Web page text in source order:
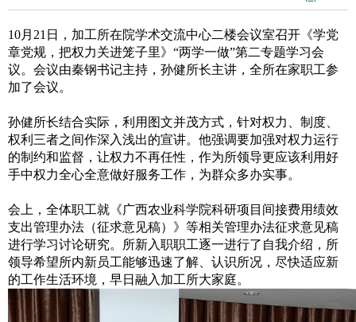
10月21日，加工所在院学术交流中心二楼会议室召开《学党
章党规，把权力关进笼子里》“两学一做”第二专题学习会
议。会议由秦钢书记主持，孙健所长主讲，全所在家职工参
加了会议。
孙健所长结合实际，利用图文并茂方式，针对权力、制度、
权利三者之间作深入浅出的宣讲。他强调要加强对权力运行
的制约和监督，让权力不再任性，作为所领导更应该利用好
手中权力全心全意做好服务工作，为群众多办实事。
会上，全体职工就《广西农业科学院科研项目间接费用绩效
支出管理办法（征求意见稿）》等相关管理办法征求意见稿
进行学习讨论研究。所新入职职工逐一进行了自我介绍，所
领导希望所内新员工能够迅速了解、认识所况，尽快适应新
的工作生活环境，早日融入加工所大家庭。